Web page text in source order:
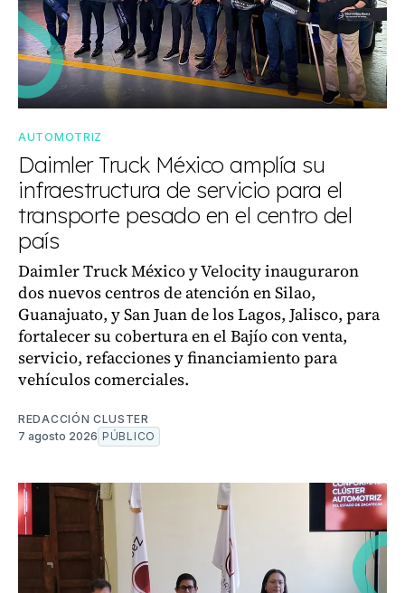
AUTOMOTRIZ
Daimler Truck México amplía su
infraestructura de servicio para el
transporte pesado en el centro del
país
Daimler Truck México y Velocity inauguraron
dos nuevos centros de atención en Silao,
Guanajuato, y San Juan de los Lagos, Jalisco, para
fortalecer su cobertura en el Bajío con venta,
servicio, refacciones y financiamiento para
vehículos comerciales.
REDACCIÓN CLUSTER
7 agosto 2026 PÚBLICO